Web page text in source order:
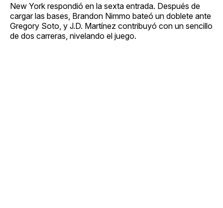
New York respondió en la sexta entrada. Después de
cargar las bases, Brandon Nimmo bateó un doblete ante
Gregory Soto, y J.D. Martínez contribuyó con un sencillo
de dos carreras, nivelando el juego.